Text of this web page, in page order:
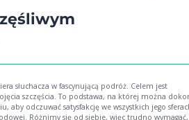
słuchacza w fascynującą podróż. Celem jest
szczęścia. To podstawa, na której można
aby odczuwać satysfakcję we wszystkich jego
wymagać,